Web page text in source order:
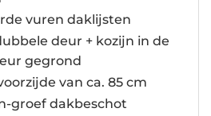
vuren daklijsten
deur + kozijn in de
gegrond
van ca. 85 cm
groef dakbeschot